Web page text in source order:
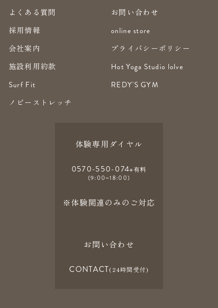
よくある質問
お問い合わせ
採用情報
online store
会社案内
プライバシーポリシー
施設利用約款
Hot Yoga Studio lolve
Surf Fit
REDY'S GYM
ノビーストレッチ
体験専用ダイヤル
0570-550-074※有料
(9:00~18:00)
※体験関連のみのご対応
お問い合わせ
CONTACT(24時間受付)